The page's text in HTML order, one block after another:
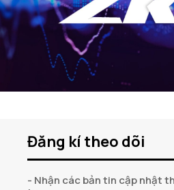
Đăng kí theo dõi
- Nhận các bản tin cập nhật